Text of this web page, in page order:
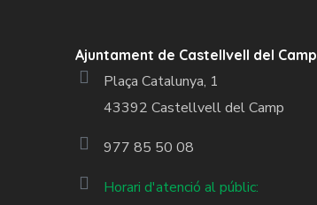
Ajuntament de Castellvell del Camp
Plaça Catalunya, 1
43392 Castellvell del Camp
977 85 50 08
Horari d'atenció al públic: